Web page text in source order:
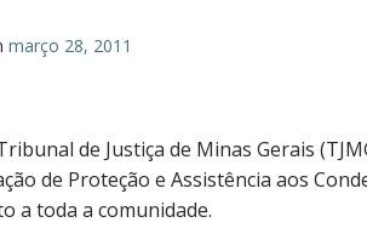
março 28, 2011
de Justiça de Minas Gerais
de Proteção e Assistência aos
a toda a comunidade.